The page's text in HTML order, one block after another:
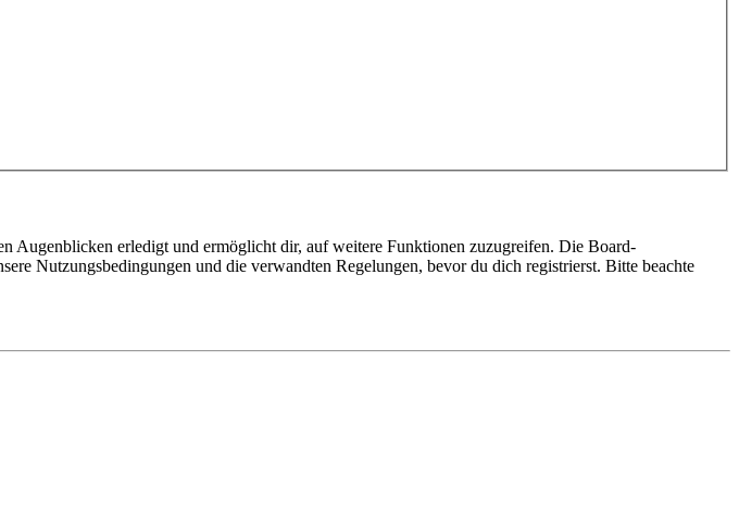
Augenblicken erledigt und ermöglicht dir, auf weitere Funktionen zuzugreifen. Die Board-
Nutzungsbedingungen und die verwandten Regelungen, bevor du dich registrierst. Bitte beachte